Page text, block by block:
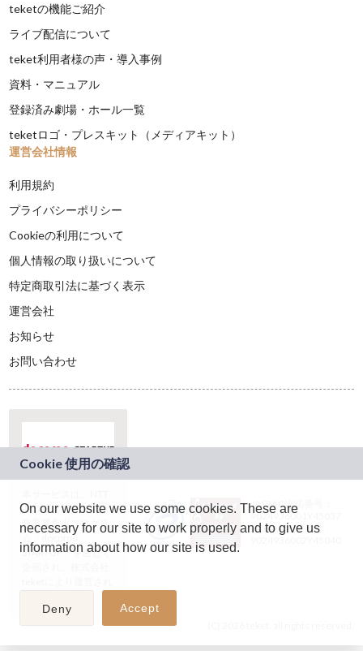
teketの機能ご紹介
ライブ配信について
teket利用者様の声・導入事例
資料・マニュアル
登録済み劇場・ホール一覧
teketロゴ・プレスキット（メディアキット）
運営会社情報
利用規約
プライバシーポリシー
Cookieの利用について
個人情報の取り扱いについて
特定商取引法に基づく表示
運営会社
お知らせ
お問い合わせ
ドコモグループの新
規事業創出プログラ
ム「docomo
STARTUP」を通じて
JASRAC許諾番号：
9024936001Y45037
JASRAC許諾番号：
On our website we use some cookies. These are
necessary for our site to work properly and to give us
information about how our site is used.
Deny Accept